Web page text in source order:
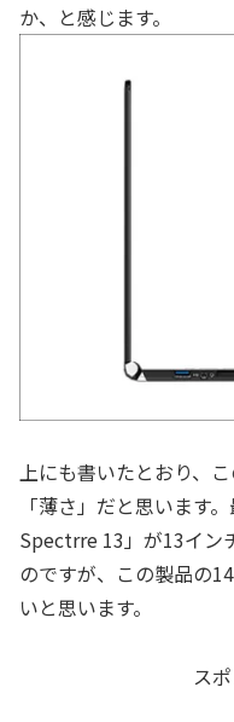
か、と感じます。
上にも書いたとおり、
「薄さ」だと思います
Spectrre 13」が13イン
のですが、この製品の
いと思います。
ス